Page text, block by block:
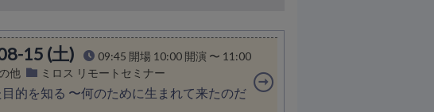
15 (土)
09:45 開場 10:00 開演 〜 11:00
他 ミロス リモートセミナー
的を知る 〜何のために生まれて来たのだ